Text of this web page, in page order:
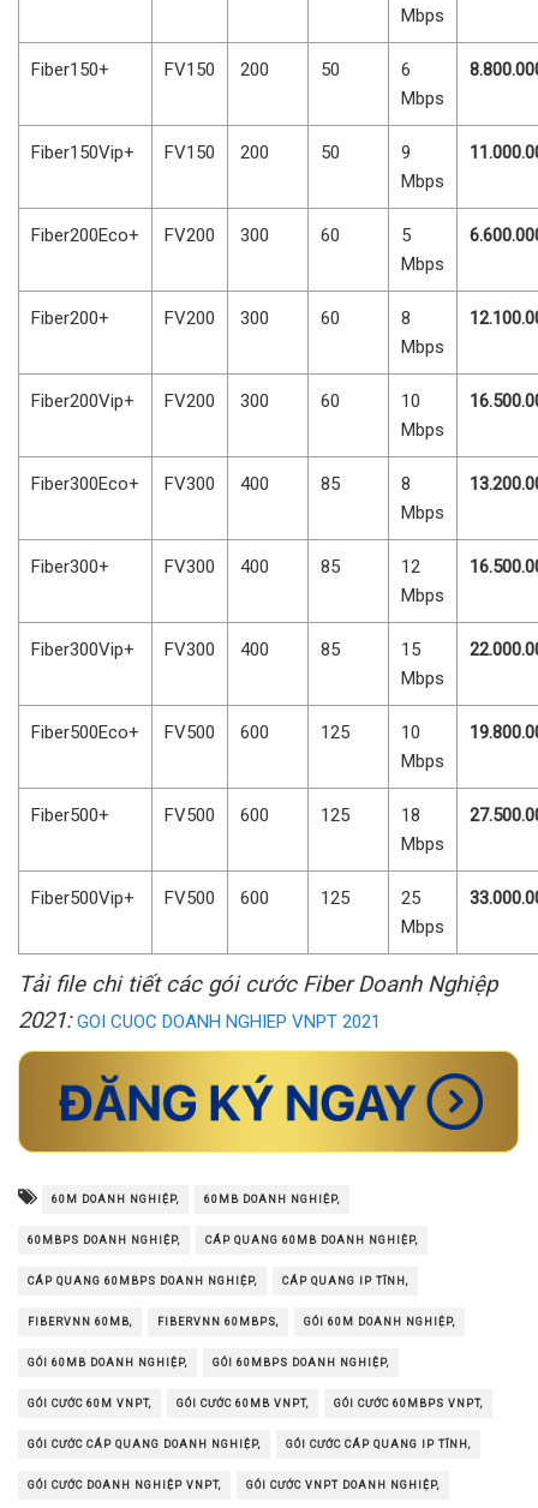
Mbps
Fiber150+ FV150 200 50
6
Mbps
Fiber150Vip+ FV150 200 50
9
Mbps
Fiber200Eco+ FV200 300 60
5
Mbps
Fiber200+ FV200 300 60
8
Mbps
Fiber200Vip+ FV200 300 60
10
Mbps
Fiber300Eco+ FV300 400 85
8
Mbps
Fiber300+ FV300 400 85
12
Mbps
Fiber300Vip+ FV300 400 85
15
Mbps
Fiber500Eco+ FV500 600 125
10
Mbps
Fiber500+ FV500 600 125
18
Mbps
Fiber500Vip+ FV500 600 125
25
Mbps
Tải file chi tiết các gói cước Fiber Doanh Nghiệp
2021: GOI CUOC DOANH NGHIEP VNPT 2021
60M DOANH NGHIỆP, 60MB DOANH NGHIỆP,
60MBPS DOANH NGHIỆP, CÁP QUANG 60MB DOANH NGHIỆP,
CÁP QUANG 60MBPS DOANH NGHIỆP, CÁP QUANG IP TĨNH,
FIBERVNN 60MB, FIBERVNN 60MBPS, GÓI 60M DOANH NGHIỆP,
GÓI 60MB DOANH NGHIỆP, GÓI 60MBPS DOANH NGHIỆP,
GÓI CƯỚC 60M VNPT, GÓI CƯỚC 60MB VNPT, GÓI CƯỚC 60MBPS VNPT,
GÓI CƯỚC CÁP QUANG DOANH NGHIỆP, GÓI CƯỚC CÁP QUANG IP TĨNH,
GÓI CƯỚC DOANH NGHIỆP VNPT, GÓI CƯỚC VNPT DOANH NGHIỆP,